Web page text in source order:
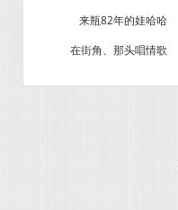
来瓶82年的娃哈哈
在街角、那头唱情歌